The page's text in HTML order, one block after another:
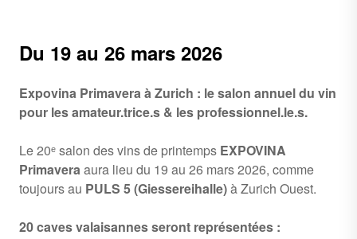
Du 19 au 26 mars 2026
Expovina Primavera à Zurich : le salon annuel du vin
pour les amateur.trice.s & les professionnel.le.s.
Le 20ᵉ salon des vins de printemps EXPOVINA
Primaveraaura lieu du 19 au 26 mars 2026, comme
toujours au PULS 5 (Giessereihalle)à Zurich Ouest.
20 caves valaisannes seront représentées :